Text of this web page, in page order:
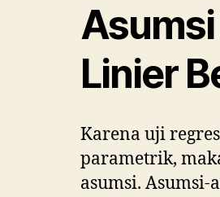
Linier
Karena uji
parametrik,
asumsi.